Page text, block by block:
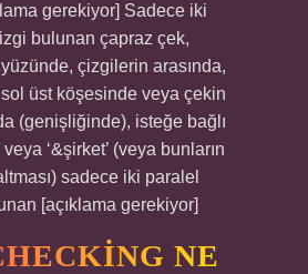
gerekiyor] Sadece iki
bulunan çapraz çek,
çizgilerin arasında,
üst köşesinde veya çekin
(genişliğinde), isteğe bağlı
‘&şirket’ (veya bunların
sadece iki paralel
[açıklama gerekiyor]
NE